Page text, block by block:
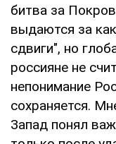
битва за
выдаются за
сдвиги", но
россияне не
непонимание
сохраняется.
Запад понял